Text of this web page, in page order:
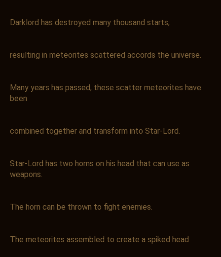
Darklord has destroyed many thousand starts,
resulting in meteorites scattered accords the universe.
Many years has passed, these scatter meteorites have
been
combined together and transform into Star-Lord.
Star-Lord has two horns on his head that can use as
weapons.
The horn can be thrown to fight enemies.
The meteorites assembled to create a spiked head